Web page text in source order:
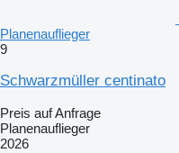
Planenauflieger
9
Schwarzmüller centinato
Preis auf Anfrage
Planenauflieger
2026